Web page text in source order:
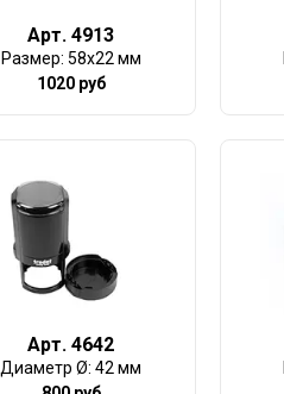
Арт. 4913
Размер: 58х22 мм
1020 руб
Арт. 4642
Диаметр Ø: 42 мм